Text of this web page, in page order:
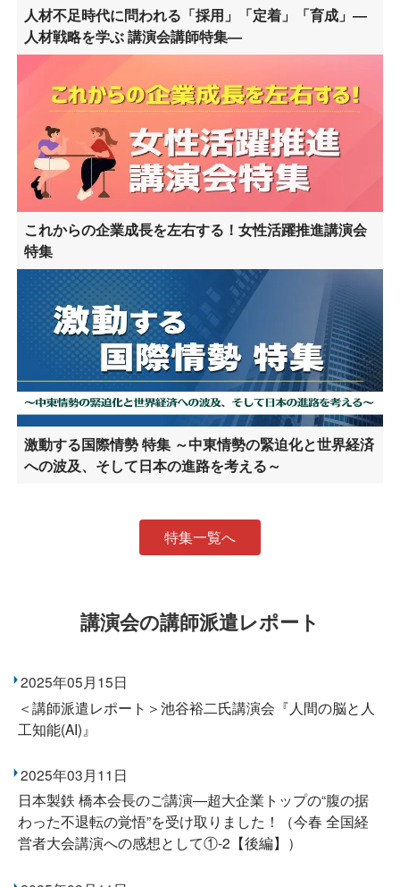
人材不足時代に問われる「採用」「定着」「育成」―
人材戦略を学ぶ 講演会講師特集―
これからの企業成長を左右する！女性活躍推進講演会
特集
激動する国際情勢 特集 ～中東情勢の緊迫化と世界経済
への波及、そして日本の進路を考える～
特集一覧へ
講演会の講師派遣レポート
2025年05月15日
＜講師派遣レポート＞池谷裕二氏講演会『人間の脳と人
工知能(AI)』
2025年03月11日
日本製鉄 橋本会長のご講演―超大企業トップの“腹の据
わった不退転の覚悟”を受け取りました！（今春 全国経
営者大会講演への感想として①-2【後編】）